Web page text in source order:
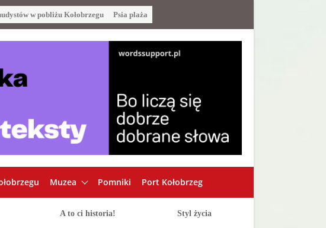
w pobliżu Kołobrzegu Psia plaża
Muzea Pomniki Port Kołobrzeg
A to ci historia! Styl życia